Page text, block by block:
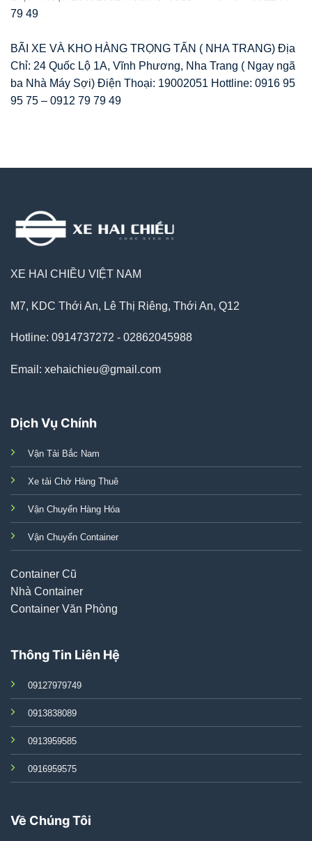
79 49
BÃI XE VÀ KHO HÀNG TRỌNG TẤN ( NHA TRANG) Địa
Chỉ: 24 Quốc Lộ 1A, Vĩnh Phương, Nha Trang ( Ngay ngã
ba Nhà Máy Sợi) Điện Thoại: 19002051 Hottline: 0916 95
95 75 – 0912 79 79 49
XE HAI CHIỀU VIỆT NAM
M7, KDC Thới An, Lê Thị Riêng, Thới An, Q12
Hotline: 0914737272 - 02862045988
Email: xehaichieu@gmail.com
Dịch Vụ Chính
Vận Tải Bắc Nam
Xe tải Chở Hàng Thuê
Vận Chuyển Hàng Hóa
Vận Chuyển Container
Container Cũ
Nhà Container
Container Văn Phòng
Thông Tin Liên Hệ
09127979749
0913838089
0913959585
0916959575
Về Chúng Tôi